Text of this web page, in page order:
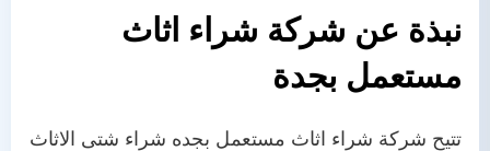
نبذة عن شركة شراء اثاث
مستعمل بجدة
تتيح شركة شراء اثاث مستعمل بجده شراء شتى الاثاث